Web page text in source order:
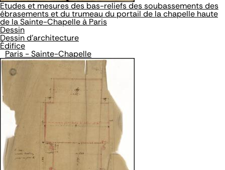
Etudes et mesures des bas-reliefs des soubassements des
ébrasements et du trumeau du portail de la chapelle haute
de la Sainte-Chapelle à Paris
Dessin
Dessin d'architecture
Édifice
Paris - Sainte-Chapelle